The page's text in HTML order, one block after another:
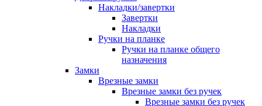
Накладки/завертки
Завертки
Накладки
Ручки на планке
Ручки на планке общего
назначения
Замки
Врезные замки
Врезные замки без ручек
Врезные замки без ручек